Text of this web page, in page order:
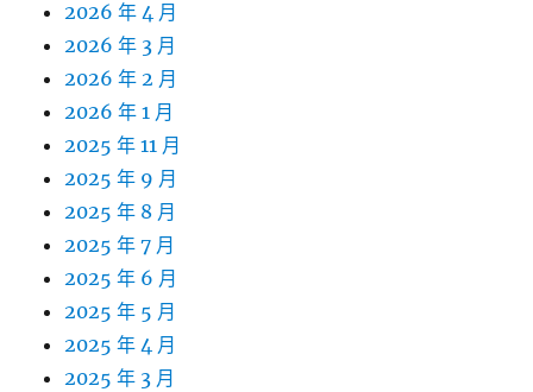
2026 年 4 月
2026 年 3 月
2026 年 2 月
2026 年 1 月
2025 年 11 月
2025 年 9 月
2025 年 8 月
2025 年 7 月
2025 年 6 月
2025 年 5 月
2025 年 4 月
2025 年 3 月